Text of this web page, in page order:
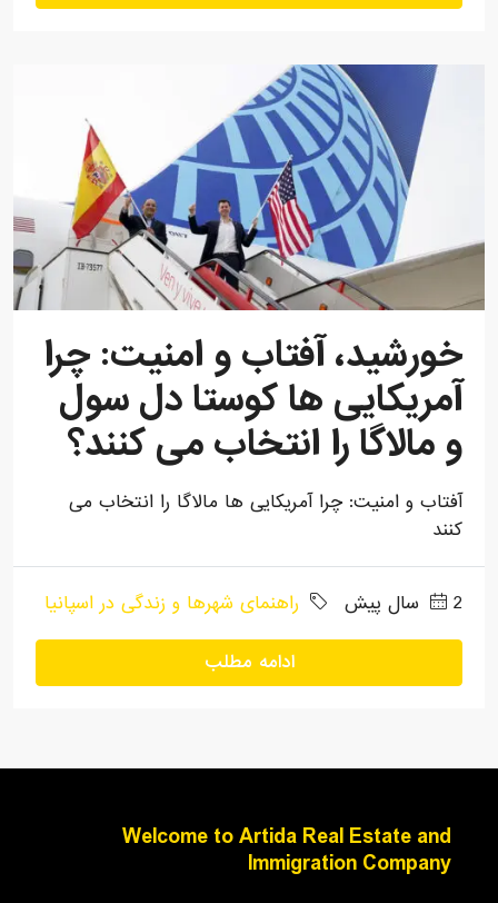
خورشید، آفتاب و امنیت: چرا
آمریکایی ها کوستا دل سول
و مالاگا را انتخاب می کنند؟
آفتاب و امنیت: چرا آمریکایی ها مالاگا را انتخاب می
کنند
2 سال پیش راهنمای شهرها و زندگی در اسپانیا
ادامه مطلب
Welcome to Artida Real Estate and
Immigration Company